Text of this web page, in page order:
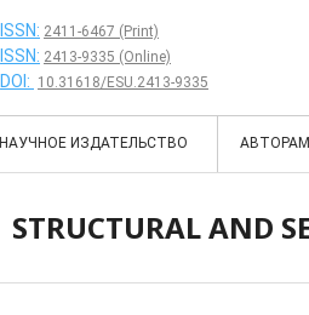
ISSN: 2411-6467 (Print)
ISSN: 2413-9335 (Online)
DOI: 10.31618/ESU.2413-9335
НАУЧНОЕ ИЗДАТЕЛЬСТВО АВТОРАМ
STRUCTURAL AND